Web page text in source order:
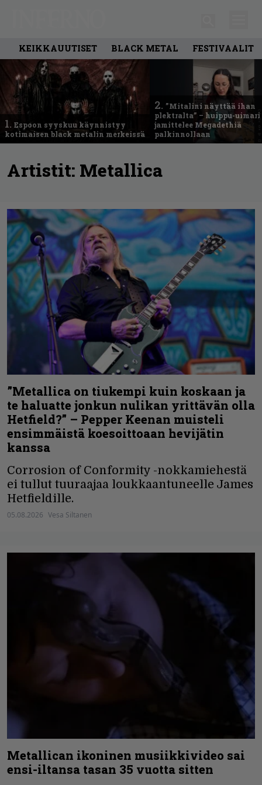
KEIKKAUUTISET BLACK METAL FESTIVAALIT
1. Espoon syyskuu käynnistyy
kotimaisen black metalin merkeissä
2. ”Mitalini näyttää ihan
plektralta” – huippu-uimari
jamittelee Megadethiä
palkinnollaan
Artistit: Metallica
”Metallica on tiukempi kuin koskaan ja
te haluatte jonkun nulikan yrittävän olla
Hetfield?” – Pepper Keenan muisteli
ensimmäistä koesoittoaan hevijätin
kanssa
Corrosion of Conformity -nokkamiehestä
ei tullut tuuraajaa loukkaantuneelle James
Hetfieldille.
05.08.2026 Vesa Siltanen
Metallican ikoninen musiikkivideo sai
ensi-iltansa tasan 35 vuotta sitten